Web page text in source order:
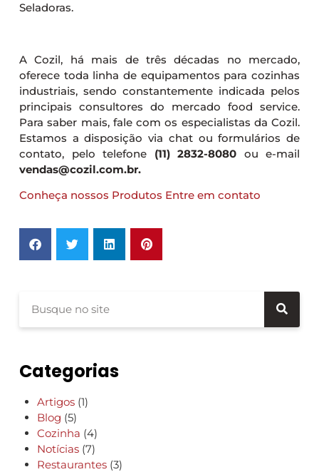
Seladoras.
A Cozil, há mais de três décadas no mercado,
oferece toda linha de equipamentos para cozinhas
industriais, sendo constantemente indicada pelos
principais consultores do mercado food service.
Para saber mais, fale com os especialistas da Cozil.
Estamos a disposição via chat ou formulários de
contato, pelo telefone (11) 2832-8080 ou e-mail
vendas@cozil.com.br.
Conheça nossos Produtos Entre em contato
Categorias
Artigos (1)
Blog (5)
Cozinha (4)
Notícias (7)
Restaurantes (3)